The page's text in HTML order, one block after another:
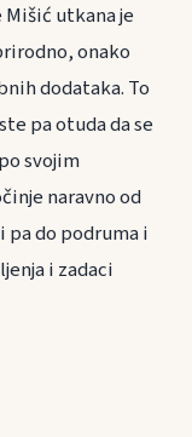
Mišić utkana je
onako
dodataka. To
pa otuda da se
svojim
naravno od
pa do podruma i
i zadaci